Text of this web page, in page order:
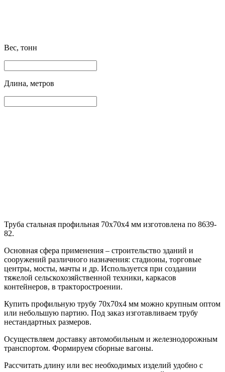
Вес, тонн
Длина, метров
Труба стальная профильная 70х70х4 мм изготовлена по 8639-
82.
Основная сфера применения – строительство зданий и
сооружений различного назначения: стадионы, торговые
центры, мосты, мачты и др. Используется при создании
тяжелой сельскохозяйственной техники, каркасов
контейнеров, в тракторостроении.
Купить профильную трубу 70х70х4 мм можно крупным оптом
или небольшую партию. Под заказ изготавливаем трубу
нестандартных размеров.
Осуществляем доставку автомобильным и железнодорожным
транспортом. Формируем сборные вагоны.
Рассчитать длину или вес необходимых изделий удобно с